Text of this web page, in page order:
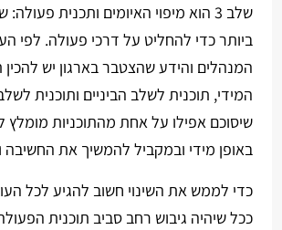
שלב 3 הוא מיפוי האיומים ותכנית
ביותר כדי להחליט על דרכי פעולה. לפי
המנהלים והידע שהצטבר בארגון יש
המידי, תוכנית לשלב הביניים ותוכנית
שיסוכם אפילו על אחת מהתוכניות מומלץ
באופן מידי ובמקביל להמשיך את החשיבה
כדי לממש את השינוי חשוב להגיע לכל
ככל שיהיה גיבוש רחב סביב תוכנית